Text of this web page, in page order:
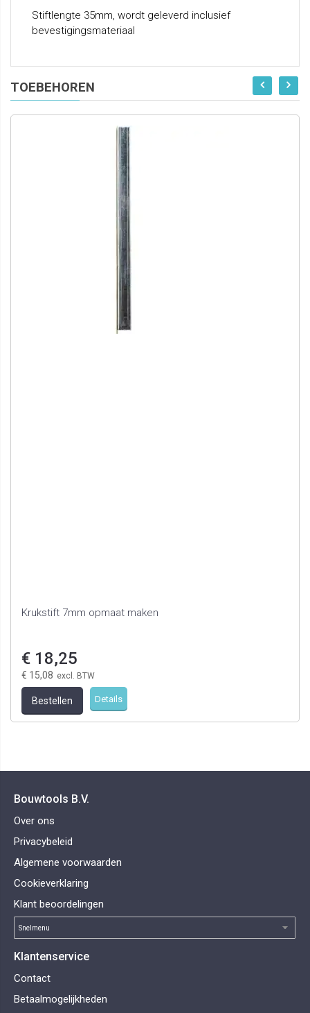
Stiftlengte 35mm, wordt geleverd inclusief
bevestigingsmateriaal
TOEBEHOREN
Krukstift 7mm opmaat maken
€ 18,25
€ 15,08
Bestellen Details
Bouwtools B.V.
Over ons
Privacybeleid
Algemene voorwaarden
Cookieverklaring
Klant beoordelingen
Klantenservice
Contact
Betaalmogelijkheden